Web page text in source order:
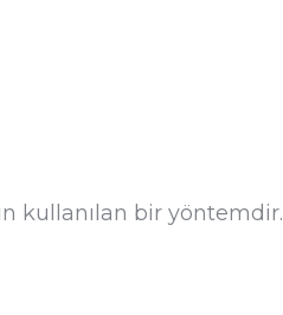
kullanılan bir yöntemdir.